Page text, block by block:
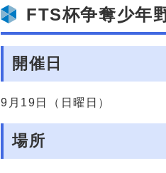
FTS杯争奪少年
開催日
9月19日（日曜日）
場所